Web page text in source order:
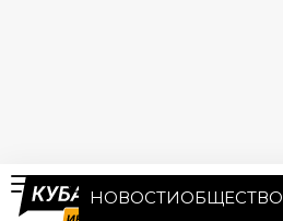
НОВОСТИОБЩЕСТВО